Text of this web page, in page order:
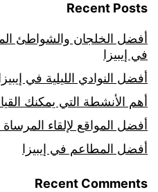
Recent Posts
أفضل الخلجان والشواطئ
في إيبيزا
أفضل النوادي الليلية في
أهم الأنشطة التي يمكنك
أفضل المواقع لإلقاء المرساة
أفضل المطاعم في إيبيزا
Recent Comments